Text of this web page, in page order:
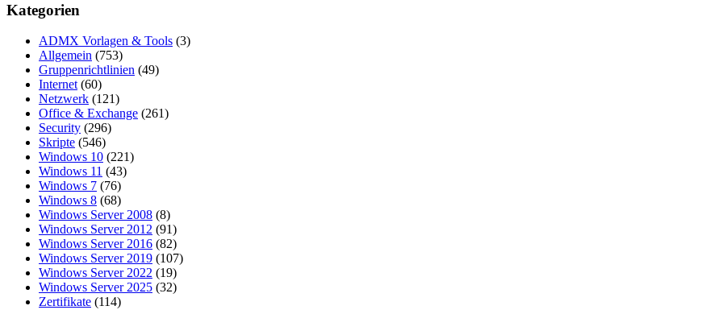
Kategorien
ADMX Vorlagen & Tools (3)
Allgemein (753)
Gruppenrichtlinien (49)
Internet (60)
Netzwerk (121)
Office & Exchange (261)
Security (296)
Skripte (546)
Windows 10 (221)
Windows 11 (43)
Windows 7 (76)
Windows 8 (68)
Windows Server 2008 (8)
Windows Server 2012 (91)
Windows Server 2016 (82)
Windows Server 2019 (107)
Windows Server 2022 (19)
Windows Server 2025 (32)
Zertifikate (114)